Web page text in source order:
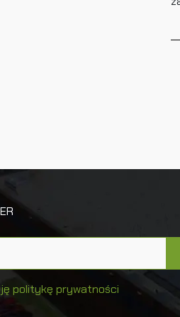
politykę prywatności